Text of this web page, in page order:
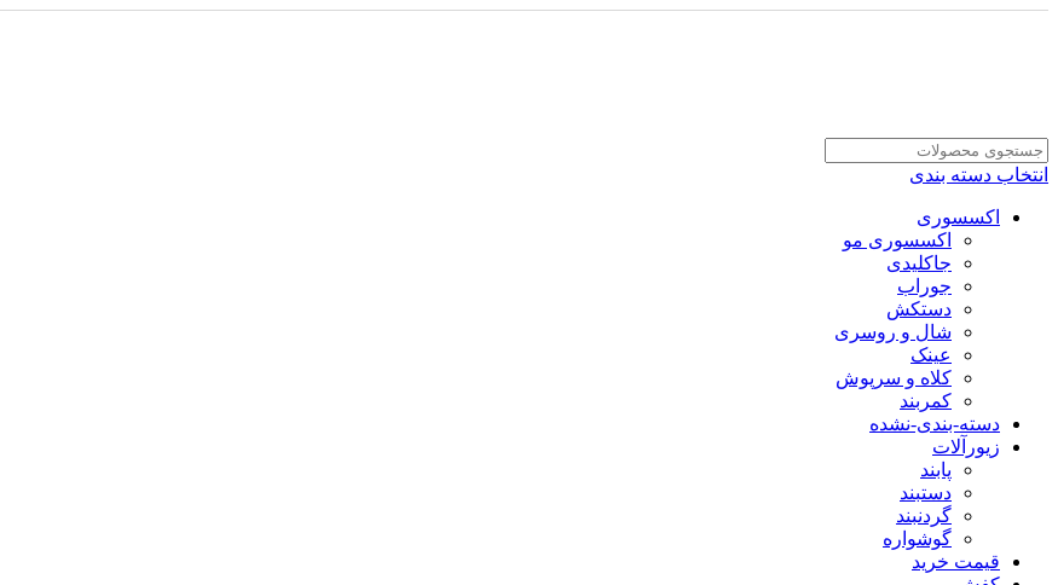
انتخاب دسته بندی
اکسسوری
اکسسوری مو
جاکلیدی
جوراب
دستکش
شال و روسری
عینک
کلاه و سرپوش
کمربند
دسته-بندی-نشده
زیورآلات
پابند
دستبند
گردنبند
گوشواره
قیمت خرید